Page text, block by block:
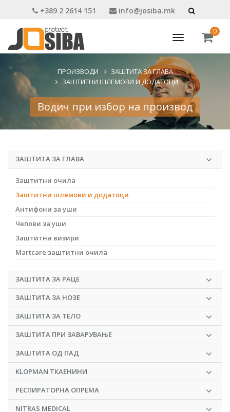
+389 2 2614 151 info@josiba.mk
Toggle
navigation
0
ПРОИЗВОДИ
ЗАШТИТА ЗА ГЛАВА
ЗАШТИТНИ ШЛЕМОВИ И ДОДАТОЦИ
Водич при избор на производ
ЗАШТИТА ЗА ГЛАВА
Заштитни очила
Заштитни шлемови и додатоци
Антифони за уши
Чепови за уши
Заштитни визири
Martcare заштитни очила
ЗАШТИТА ЗА РАЦЕ
ЗАШТИТА ЗА НОЗЕ
ЗАШТИТА ЗА ТЕЛО
ЗАШТИТА ПРИ ЗАВАРУВАЊЕ
ЗАШТИТА ОД ПАД
KLOPMAN ТКАЕНИНИ
РЕСПИРАТОРНА ОПРЕМА
NITRAS MEDICAL